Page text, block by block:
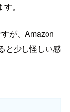
。
が、Amazon
と少し怪しい感